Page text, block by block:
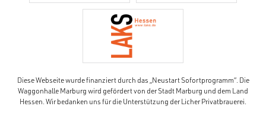
Diese Webseite wurde finanziert durch das „Neustart Sofortprogramm“. Die
Waggonhalle Marburg wird gefördert von der Stadt Marburg und dem Land
Hessen. Wir bedanken uns für die Unterstützung der Licher Privatbrauerei.